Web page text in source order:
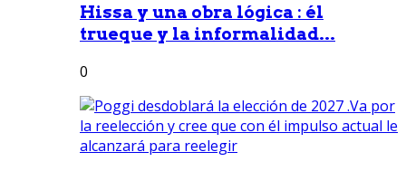
Hissa y una obra lógica : él
trueque y la informalidad...
0